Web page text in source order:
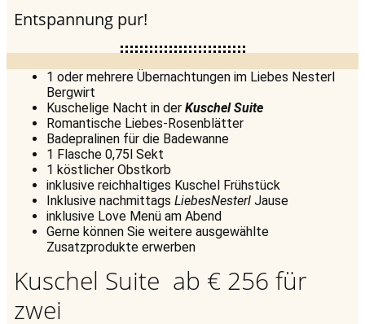
Entspannung pur!
1 oder mehrere Übernachtungen im Liebes Nesterl
Bergwirt
Kuschelige Nacht in der Kuschel Suite
Romantische Liebes-Rosenblätter
Badepralinen für die Badewanne
1 Flasche 0,75l Sekt
1 köstlicher Obstkorb
inklusive reichhaltiges Kuschel Frühstück
Inklusive nachmittags LiebesNesterl Jause
inklusive Love Menü am Abend
Gerne können Sie weitere ausgewählte
Zusatzprodukte erwerben
Kuschel Suite ab € 256 für
zwei